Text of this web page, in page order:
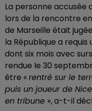
La personne accusée
lors de la rencontre
de Marseille était
la République a requis
dont six mois avec
rendue le 30
être «rentré sur le
puis un joueur de
en tribune », a-t-il